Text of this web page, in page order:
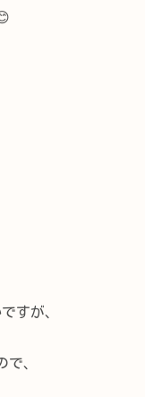
すが、
、